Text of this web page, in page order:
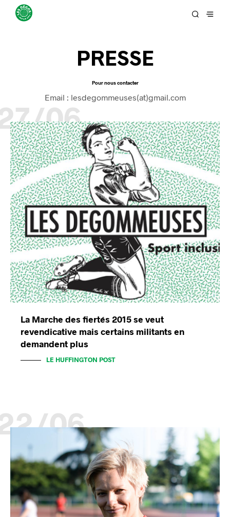
PRESSE
Pour nous contacter
Email : lesdegommeuses(at)gmail.com
06
La Marche des fiertés 2015 se veut
revendicative mais certains militants en
demandent plus
LE HUFFINGTON POST
06